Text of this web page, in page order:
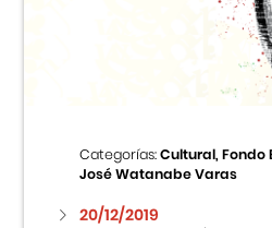
Centro Cultural
Museo de la
Categorías:Cultural, Fondo
José Watanabe Varas
20/12/2019